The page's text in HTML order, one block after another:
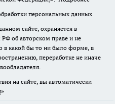
персональных данных
сайте, охраняется в
РФ об авторском праве и не
в какой бы то ни было форме, в
переработке не иначе
на сайте, вы автоматически
»